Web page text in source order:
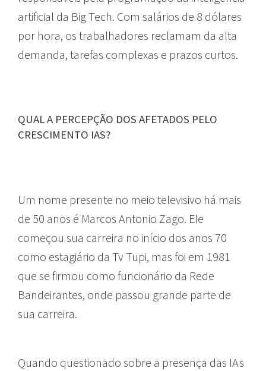
artificial da Big Tech. Com salários de 8 dólares
por hora, os trabalhadores reclamam da alta
demanda, tarefas complexas e prazos curtos.
QUAL A PERCEPÇÃO DOS AFETADOS PELO
CRESCIMENTO IAS?
Um nome presente no meio televisivo há mais
de 50 anos é Marcos Antonio Zago. Ele
começou sua carreira no início dos anos 70
como estagiário da Tv Tupi, mas foi em 1981
que se firmou como funcionário da Rede
Bandeirantes, onde passou grande parte de
sua carreira.
Quando questionado sobre a presença das IAs